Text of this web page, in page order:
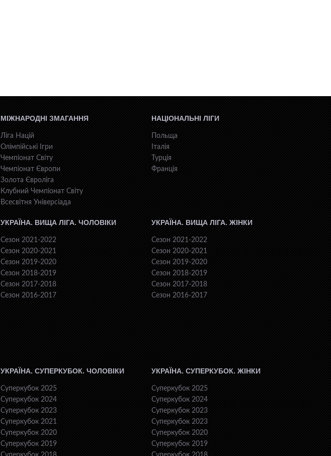
МІЖНАРОДНІ ЗМАГАННЯ
Ліга Націй
Олімпійські Ігри
Чемпіонат Світу
Чемпіонат Європи
Золота Євроліга
Клубний Чемпіонат Світу
Всесвiтня Унiверсiaда
НАЦІОНАЛЬНІ ЛІГИ
Польща
Італія
Турція
Франція
УКРАЇНА. ВИЩА ЛІГА. ЧОЛОВІКИ
Сезон 2021-2022
Сезон 2020-2021
Сезон 2019-2020
Сезон 2018-2019
Сезон 2017-2018
Сезон 2016-2017
УКРАЇНА. ВИЩА ЛІГА. ЖІНКИ
Сезон 2021-2022
Сезон 2020-2021
Сезон 2019-2020
Сезон 2018-2019
Сезон 2017-2018
Сезон 2016-2017
УКРАЇНА. СУПЕРКУБОК. ЧОЛОВІКИ
Суперкубок 2025
Суперкубок 2024
Суперкубок 2023
Суперкубок 2021
Суперкубок 2020
Суперкубок 2019
УКРАЇНА. СУПЕРКУБОК. ЖІНКИ
Суперкубок 2025
Суперкубок 2024
Суперкубок 2023
Суперкубок 2023
Суперкубок 2020
Суперкубок 2019